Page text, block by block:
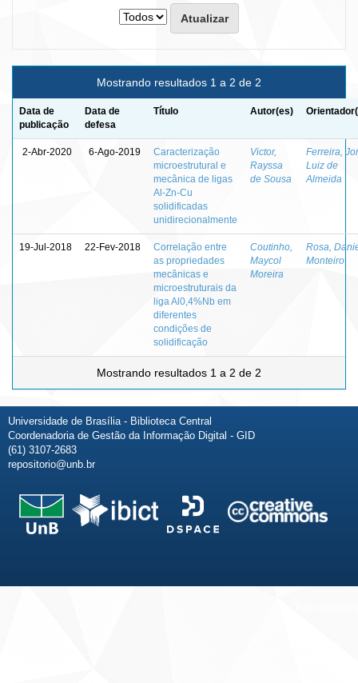
Mostrando resultados 1 a 2 de 2
Data de
publicação
Data de
defesa
Título Autor(es)
2-Abr-2020 6-Ago-2019
Caracterização
microestrutural e
mecânica de ligas
Al-Zn-Cu
solidificadas
unidirecionalmente
Victor,
Rayssa
de Sousa
Ferreira,
Luiz de
Almeida
19-Jul-2018 22-Fev-2018
Correlação entre
as propriedades
mecânicas e
microestruturais da
liga Al0,4%Nb em
diferentes
condições de
solidificação
Coutinho,
Maycol
Moreira
Rosa,
Monteiro
Mostrando resultados 1 a 2 de 2
Universidade de Brasília - Biblioteca Central
Coordenadoria de Gestão da Informação Digital - GID
(61) 3107-2683
repositorio@unb.br